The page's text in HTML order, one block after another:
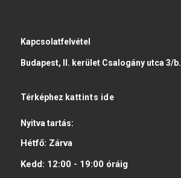
Kapcsolatfelvétel
Budapest, II. kerület Csalogány utca 3/b.
Térképhez kattints ide
Nyitva tartás:
Hétfő: Zárva
Kedd: 12:00 - 19:00 óráig